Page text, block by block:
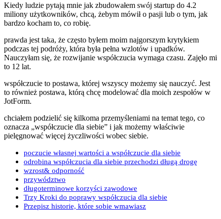
Kiedy ludzie pytają mnie jak zbudowałem swój startup do 4.2
miliony użytkowników, chcą, żebym mówił o pasji lub o tym, jak
bardzo kocham to, co robię.
prawda jest taka, że często byłem moim najgorszym krytykiem
podczas tej podróży, która była pełna wzlotów i upadków.
Nauczyłam się, że rozwijanie współczucia wymaga czasu. Zajęło mi
to 12 lat.
współczucie to postawa, której wszyscy możemy się nauczyć. Jest
to również postawa, którą chcę modelować dla moich zespołów w
JotForm.
chciałem podzielić się kilkoma przemyśleniami na temat tego, co
oznacza „współczucie dla siebie” i jak możemy właściwie
pielęgnować więcej życzliwości wobec siebie.
poczucie własnej wartości a współczucie dla siebie
odrobina współczucia dla siebie przechodzi długą drogę
wzrost& odporność
przywództwo
długoterminowe korzyści zawodowe
Trzy Kroki do poprawy współczucia dla siebie
Przepisz historie, które sobie wmawiasz